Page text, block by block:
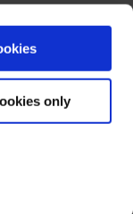
only